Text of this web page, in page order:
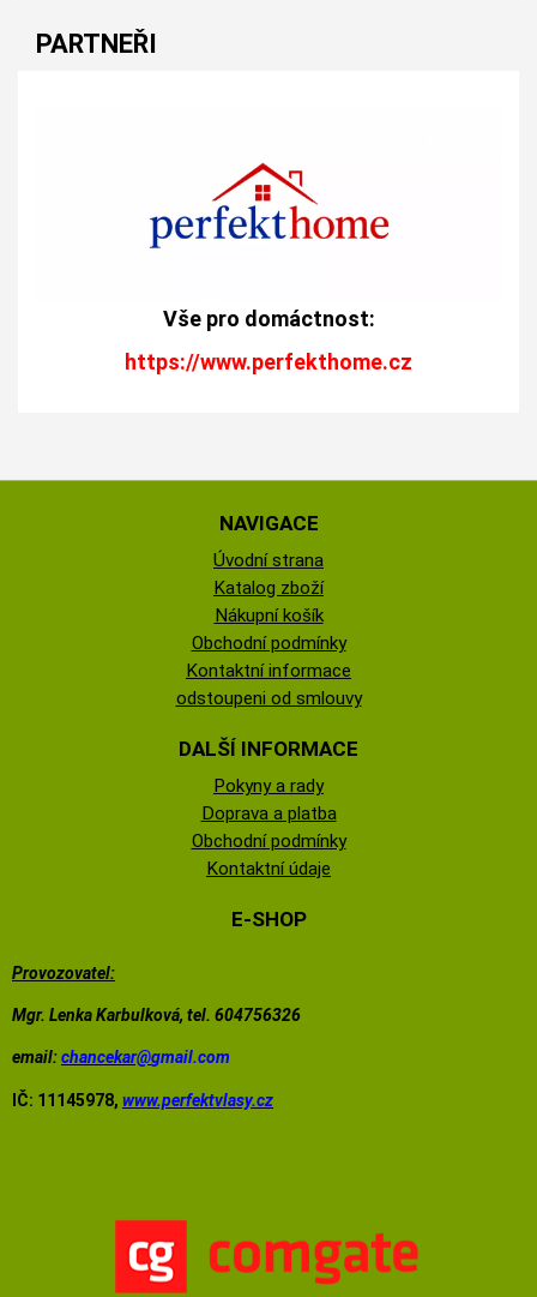
PARTNEŘI
Vše pro domáctnost:
https://www.perfekthome.cz
NAVIGACE
Úvodní strana
Katalog zboží
Nákupní košík
Obchodní podmínky
Kontaktní informace
odstoupeni od smlouvy
DALŠÍ INFORMACE
Pokyny a rady
Doprava a platba
Obchodní podmínky
Kontaktní údaje
E-SHOP
Provozovatel:
Mgr. Lenka Karbulková, tel. 604756326
email:chancekar@gmail.com
IČ: 11145978, www.perfektvlasy.cz